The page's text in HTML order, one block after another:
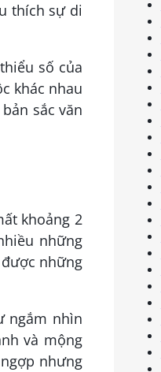
thích sự di
số của
khác nhau
sắc văn
khoảng 2
những
những
ngắm nhìn
và mộng
nhưng